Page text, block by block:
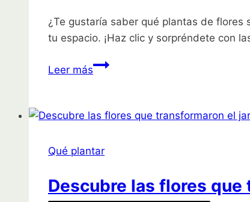
¿Te gustaría saber qué plantas de
tu espacio. ¡Haz clic y sorpréndete con
Leer másDescubre
que
el
de
alguien
Qué plantar
Descubre las flores